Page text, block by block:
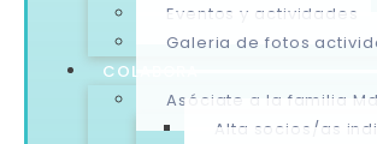
Eventos y actividades
Galeria de fotos
COLABORA
Asóciate a la familia
Alta socios/as